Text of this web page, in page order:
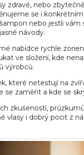
zdravé, nebo
se i
nebo jestli
návody.
nabídce rychle
ve složení, kde
výrobců.
které netestují na
zaměřit a kde se
zkušeností,
vlasy i dobrý pocit z